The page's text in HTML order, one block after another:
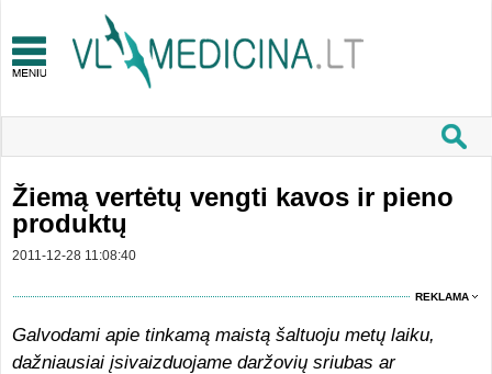
Žiemą vertėtų vengti kavos ir pieno
produktų
2011-12-28 11:08:40
REKLAMA
Galvodami apie tinkamą maistą šaltuoju metų laiku,
dažniausiai įsivaizduojame daržovių sriubas ar